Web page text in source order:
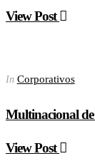
View Post
In Corporativos
Multinacional de
View Post